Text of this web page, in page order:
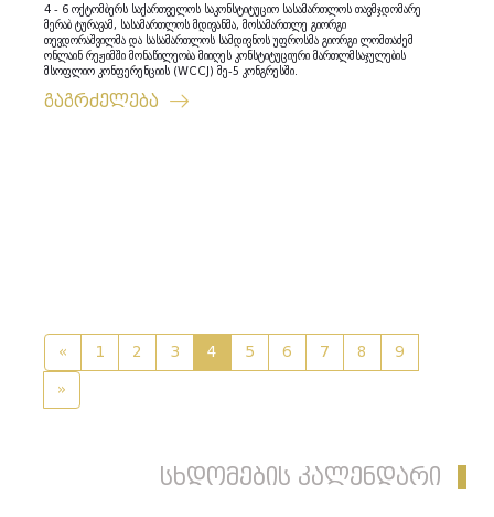
4 - 6 ოქტომბერს საქართველოს საკონსტიტუციო სასამართლოს თავმჯდომარე
მერაბ ტურავამ, სასამართლოს მდივანმა, მოსამართლე გიორგი
თევდორაშვილმა და სასამართლოს სამდივნოს უფროსმა გიორგი ლომთაძემ
ონლაინ რეჟიმში მონაწილეობა მიიღეს კონსტიტუციური მართლმსაჯულების
მსოფლიო კონფერენციის (WCCJ) მე-5 კონგრესში.
გაგრძელება
« 1 2 3 4 5 6 7 8
9
»
სხდომების კალენდარი